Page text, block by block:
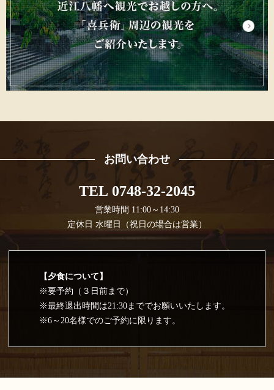
お問い合わせ
TEL 0748-32-2045
営業時間 11:00～14:30
定休日 水曜日（祝日の場合は営業）
【夕食について】
※要予約（３日前まで）
※最終退出時間は21:30まででお願いいたします。
※6～20名様でのご予約に限ります。